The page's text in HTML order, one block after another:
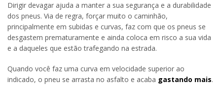
Dirigir devagar ajuda a manter a sua segurança e a durabilidade
dos pneus. Via de regra, forçar muito o caminhão,
principalmente em subidas e curvas, faz com que os pneus se
desgastem prematuramente e ainda coloca em risco a sua vida
e a daqueles que estão trafegando na estrada.
Quando você faz uma curva em velocidade superior ao
indicado, o pneu se arrasta no asfalto e acaba gastando mais.